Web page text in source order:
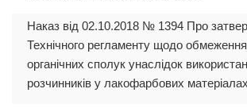
Наказ від 02.10.2018 № 1394 Про
Технічного регламенту щодо обмеження
органічних сполук унаслідок
розчинників у лакофарбових